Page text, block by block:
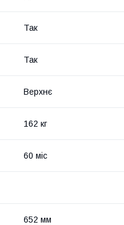
Так
Так
Верхнє
162 кг
60 міс
652 мм